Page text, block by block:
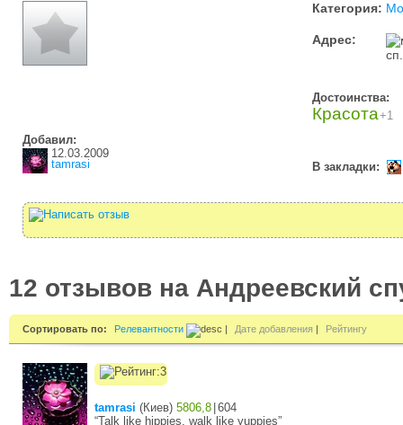
Категория:
Адрес:
Достоинства:
Красота+1
Добавил:
12.03.2009
tamrasi
В закладки:
12 отзывов на Андреевский
Сортировать по: Релевантности Дате добавления Рейтингу
tamrasi (Киев) 5806,8 604
“Talk like hippies, walk like yuppies”